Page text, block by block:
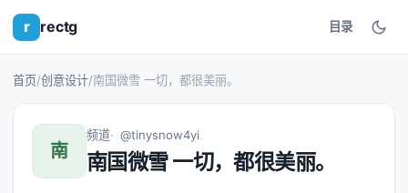
r rectg 目录
首页/创意设计/南国微雪 一切，都很美丽。
南
频道 @tinysnow4yi
南国微雪 一切，都很美丽。